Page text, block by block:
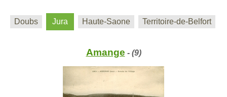
Autres pays
Thèmes
Doubs Jura Haute-Saone Territoire-de-Belfort
Amange - (9)